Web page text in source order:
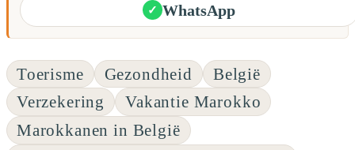
✓ WhatsApp
Toerisme Gezondheid
België
Verzekering
Vakantie Marokko
Marokkanen in België